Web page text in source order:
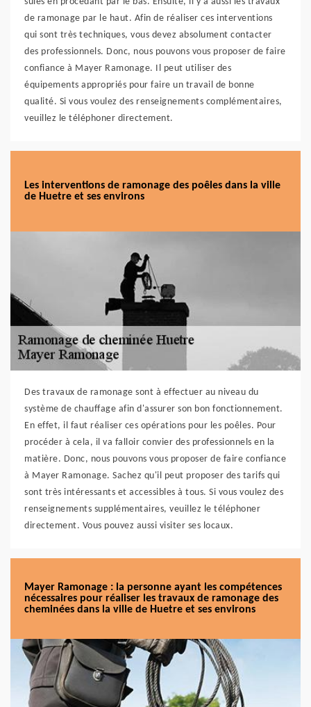
de ramonage par le haut. Afin de réaliser ces interventions
qui sont très techniques, vous devez absolument contacter
des professionnels. Donc, nous pouvons vous proposer de faire
confiance à Mayer Ramonage. Il peut utiliser des
équipements appropriés pour faire un travail de bonne
qualité. Si vous voulez des renseignements complémentaires,
veuillez le téléphoner directement.
Les interventions de ramonage des poêles dans la ville
de Huetre et ses environs
Des travaux de ramonage sont à effectuer au niveau du
système de chauffage afin d'assurer son bon fonctionnement.
En effet, il faut réaliser ces opérations pour les poêles. Pour
procéder à cela, il va falloir convier des professionnels en la
matière. Donc, nous pouvons vous proposer de faire confiance
à Mayer Ramonage. Sachez qu'il peut proposer des tarifs qui
sont très intéressants et accessibles à tous. Si vous voulez des
renseignements supplémentaires, veuillez le téléphoner
directement. Vous pouvez aussi visiter ses locaux.
Mayer Ramonage : la personne ayant les compétences
nécessaires pour réaliser les travaux de ramonage des
cheminées dans la ville de Huetre et ses environs